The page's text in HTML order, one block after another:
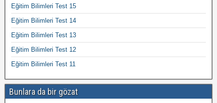
Eğitim Bilimleri Test 15
Eğitim Bilimleri Test 14
Eğitim Bilimleri Test 13
Eğitim Bilimleri Test 12
Eğitim Bilimleri Test 11
Bunlara da bir gözat